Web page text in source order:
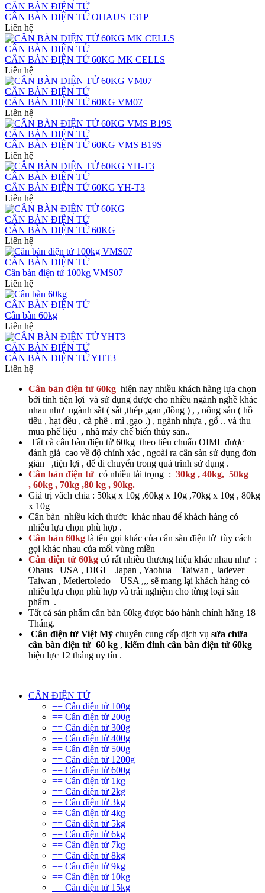
CÂN BÀN ĐIỆN TỬ
CÂN BÀN ĐIỆN TỬ OHAUS T31P
Liên hệ
CÂN BÀN ĐIỆN TỬ
CÂN BÀN ĐIỆN TỬ 60KG MK CELLS
Liên hệ
CÂN BÀN ĐIỆN TỬ
CÂN BÀN ĐIỆN TỬ 60KG VM07
Liên hệ
CÂN BÀN ĐIỆN TỬ
CÂN BÀN ĐIỆN TỬ 60KG VMS B19S
Liên hệ
CÂN BÀN ĐIỆN TỬ
CÂN BÀN ĐIỆN TỬ 60KG YH-T3
Liên hệ
CÂN BÀN ĐIỆN TỬ
CÂN BÀN ĐIỆN TỬ 60KG
Liên hệ
CÂN BÀN ĐIỆN TỬ
Cân bàn điện tử 100kg VMS07
Liên hệ
CÂN BÀN ĐIỆN TỬ
Cân bàn 60kg
Liên hệ
CÂN BÀN ĐIỆN TỬ
CÂN BÀN ĐIỆN TỬ YHT3
Liên hệ
Cân bàn điện tử 60kg hiện nay nhiều khách hàng lựa chọn
bởi tính tiện lợi và sử dụng được cho nhiều ngành nghề khác
nhau như ngành sắt ( sắt ,thép ,gan ,đồng ) , , nông sản ( hồ
tiêu , hạt đều , cà phê . mì ,gạo .) , ngành nhựa , gổ .. và thu
mua phế liệu , nhà máy chế biến thủy sản..
Tất cà cân bàn điện tử 60kg theo tiêu chuẩn OIML được
đánh giá cao về độ chính xác , ngoài ra cân sàn sử dụng đơn
giản ,tiện lợi , dể di chuyển trong quá trình sử dụng .
Cân bàn điện tử có nhiều tải trọng : 30kg , 40kg, 50kg
, 60kg , 70kg ,80 kg , 90kg.
Giá trị vâch chia : 50kg x 10g ,60kg x 10g ,70kg x 10g , 80kg
x 10g
Cân bàn nhiều kích thước khác nhau để khách hàng có
nhiều lựa chọn phù hợp .
Cân bàn 60kg là tên gọi khác của cân sàn điện tử tùy cách
gọi khác nhau của mổi vùng miền
Cân điện tử 60kg có rất nhiều thương hiệu khác nhau như :
Ohaus –USA , DIGI – Japan , Yaohua – Taiwan , Jadever –
Taiwan , Metlertoledo – USA ,,, sẽ mang lại khách hàng có
nhiều lựa chọn phù hợp và trải nghiệm cho từng loại sản
phẩm .
Tất cả sản phẩm cân bàn 60kg được bảo hành chính hãng 18
Tháng.
Cân điện tử Việt Mỹ chuyên cung cấp dịch vụ sửa chữa
cân bàn điện tử 60 kg , kiểm đinh cân bàn điện tử 60kg
hiệu lực 12 tháng uy tín .
CÂN ĐIỆN TỬ
== Cân điện tử 100g
== Cân điện tử 200g
== Cân điện tử 300g
== Cân điện tử 400g
== Cân điện tử 500g
== Cân điện tử 1200g
== Cân điện tử 600g
== Cân điện tử 1kg
== Cân điện tử 2kg
== Cân điện tử 3kg
== Cân điện tử 4kg
== Cân điện tử 5kg
== Cân điện tử 6kg
== Cân điện tử 7kg
== Cân điện tử 8kg
== Cân điện tử 9kg
== Cân điện tử 10kg
== Cân điện tử 15kg